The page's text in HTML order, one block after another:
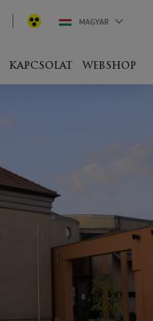
KAPCSOLAT WEBSHOP
MAGYAR